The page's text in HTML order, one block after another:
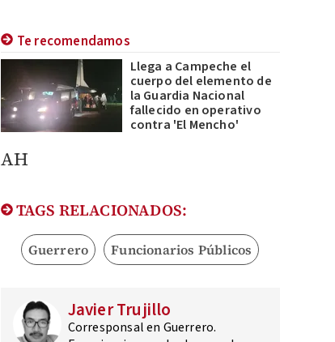
Te recomendamos
Llega a Campeche el
cuerpo del elemento de
la Guardia Nacional
fallecido en operativo
contra 'El Mencho'
AH
TAGS RELACIONADOS:
Guerrero Funcionarios Públicos
Javier Trujillo
Corresponsal en Guerrero.